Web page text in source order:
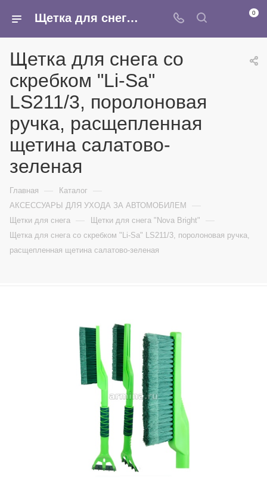
Щетка для снега cо скребком "Li-Sa" LS211/3, поролоновая ручка, расщепленная щетина салатово-зеленая - купить в интернет-магазине Армина 0
Щетка для снега cо
скребком "Li-Sa"
LS211/3, поролоновая
ручка, расщепленная
щетина салатово-
зеленая
Главная — Каталог —
АКСЕССУАРЫ ДЛЯ УХОДА ЗА АВТОМОБИЛЕМ —
Щетки для снега — Щетки для снега "Nova Bright" —
Щетка для снега cо скребком "Li-Sa" LS211/3, поролоновая ручка,
расщепленная щетина салатово-зеленая